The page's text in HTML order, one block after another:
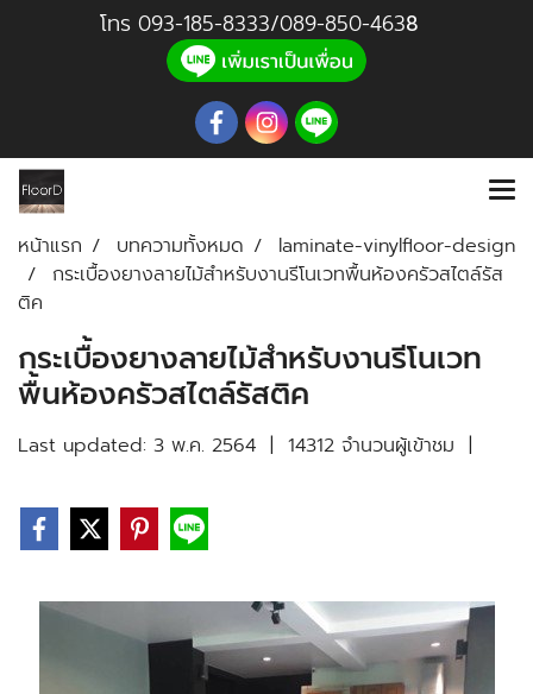
โทร 093-185-8333/089-850-4638
หน้าแรก บทความทั้งหมด
laminate-vinylfloor-design
กระเบื้องยางลายไม้สำหรับงานรีโนเวทพื้นห้องครัวสไตล์รัส
ติค
กระเบื้องยางลายไม้สำหรับงานรีโนเวท
พื้นห้องครัวสไตล์รัสติค
Last updated: 3 พ.ค. 2564 | 14312 จำนวนผู้เข้าชม |